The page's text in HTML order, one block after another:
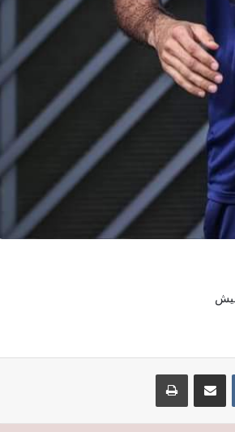
فيفا يدافع عن إنفانتينو: لن نسمح بتقويض
التفويض الديمقراطي